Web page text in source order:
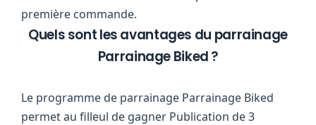
première commande.
Quels sont les avantages du parrainage
Parrainage Biked ?
Le programme de parrainage Parrainage Biked
permet au filleul de gagner Publication de 3